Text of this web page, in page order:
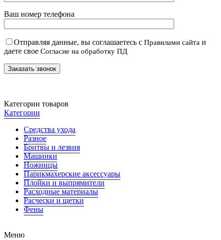
Ваш номер телефона
Отправляя данные, вы соглашаетесь с Правилами сайта и
даете свое Согласие на обработку ПД
Категории товаров
Категории
Средства ухода
Разное
Бритвы и лезвия
Машинки
Ножницы
Парикмахерские аксессуары
Плойки и выпрямители
Расходные материалы
Расчески и щетки
Фены
Меню